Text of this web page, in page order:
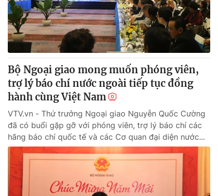
Cơ quan báo chí:Thời báo VTV
Giấy phép hoạt động báo in và báo điện tử số 483/GP-BTTTT
cấp ngày 29/12/2023
Tổng Biên tập: Vũ Thanh Thủy
Nguyễn Thị Mỹ Hạnh, Phạm Quốc Thắng,
Nguyễn Trọng Ninh
Tổng đài VTV: 024.38 355 931 - 024.38 355 932
Ðiện thoại Thời báo VTV:024.66 897 897
Email:toasoan@vtv.vn
Liên hệ quảng cáo:024-7300.7108
Bộ Ngoại giao mong muốn phóng viên,
trợ lý báo chí nước ngoài tiếp tục đồng
hành cùng Việt Nam
VTV.vn - Thứ trưởng Ngoại giao Nguyễn Quốc Cường
đã có buổi gặp gỡ với phóng viên, trợ lý báo chí các
hãng báo chí quốc tế và các Cơ quan đại diện nước...